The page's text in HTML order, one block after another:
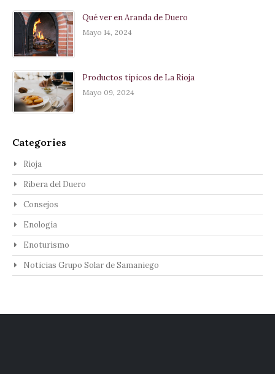
Qué ver en Aranda de Duero
Mayo 14, 2024
Productos típicos de La Rioja
Mayo 09, 2024
Categories
Rioja
Ribera del Duero
Consejos
Enología
Enoturismo
Noticias Grupo Solar de Samaniego